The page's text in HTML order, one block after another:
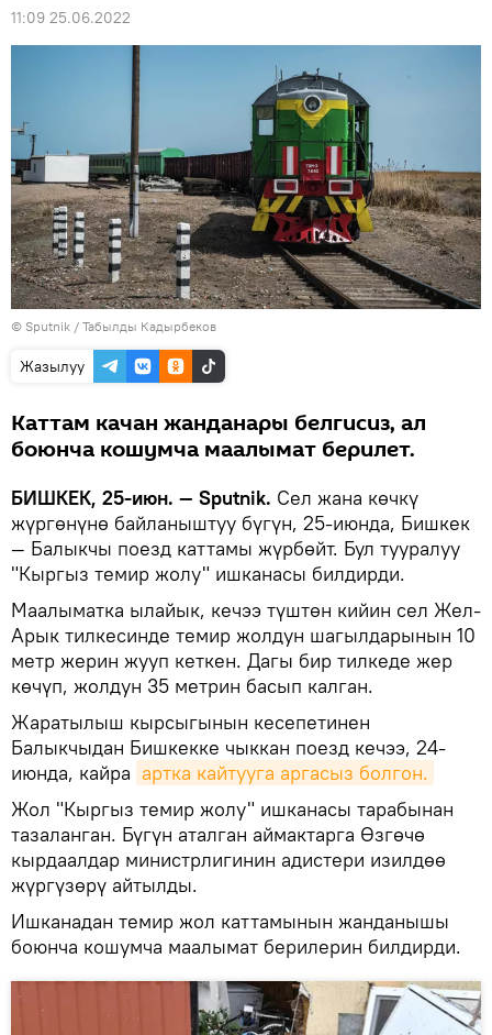
11:09 25.06.2022
© Sputnik / Табылды Кадырбеков
Жазылуу
Каттам качан жанданары белгисиз, ал
боюнча кошумча маалымат берилет.
БИШКЕК, 25-июн. — Sputnik. Сел жана көчкү
жүргөнүнө байланыштуу бүгүн, 25-июнда, Бишкек
— Балыкчы поезд каттамы жүрбөйт. Бул тууралуу
"Кыргыз темир жолу" ишканасы билдирди.
Маалыматка ылайык, кечээ түштөн кийин сел Жел-
Арык тилкесинде темир жолдун шагылдарынын 10
метр жерин жууп кеткен. Дагы бир тилкеде жер
көчүп, жолдун 35 метрин басып калган.
Жаратылыш кырсыгынын кесепетинен
Балыкчыдан Бишкекке чыккан поезд кечээ, 24-
июнда, кайра артка кайтууга аргасыз болгон.
Жол "Кыргыз темир жолу" ишканасы тарабынан
тазаланган. Бүгүн аталган аймактарга Өзгөчө
кырдаалдар министрлигинин адистери изилдөө
жүргүзөрү айтылды.
Ишканадан темир жол каттамынын жанданышы
боюнча кошумча маалымат берилерин билдирди.